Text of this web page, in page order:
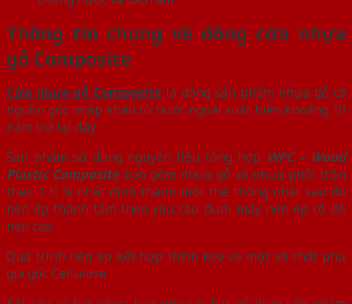
Thông tin chung về dòng cửa nhựa
gỗ Composite
Cửa nhựa gỗ Composite là dòng sản phẩm nhựa gỗ có
nguồn gốc nhập khẩu từ nước ngoài xuất hiện khoảng 10
năm trở lại đây
Sản phẩm sử dụng nguyên liệu tổng hợp WPC – Wood
Plastic Composite bao gồm nhựa gỗ và nhựa phối trộn
theo 1 tỉ lệ nhất định thành một thể thống nhất sau đó
nén ép thành tấm theo yêu cầu dưới máy nén ép có độ
nén cao
Quá trình nén ép kết hợp thêm keo và một số chất phụ
gia gốc Cellulose